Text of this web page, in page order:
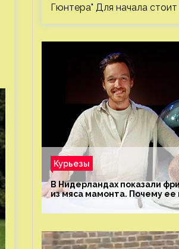
Гюнтера" Для начала стоит
Курьезы
В Нидерландах показали
из мяса мамонта. Почему ее